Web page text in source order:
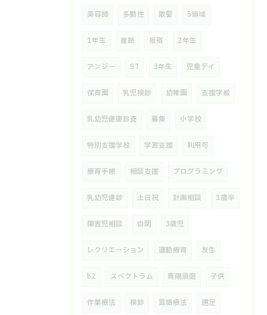
美容師 多動性 散髪 5領域
1年生 進路 板宿 2年生
アンジー ST 3年生 児童デイ
保育園 乳児検診 幼稚園 支援学級
乳幼児健康診査 募集 小学校
特別支援学校 学習支援 利用可
療育手帳 相談支援 プログラミング
乳幼児健診 土日祝 計画相談 1歳半
障害児相談 自閉 3歳児
レクリエーション 運動療育 友生
b2 スペクトラム 青陽須磨 子供
作業療法 検診 言語療法 遠足